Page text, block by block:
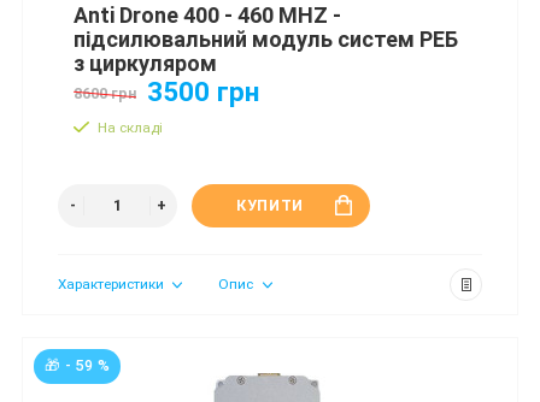
Anti Drone 400 - 460 MHZ -
підсилювальний модуль систем РЕБ
з циркуляром
8600 грн 3500 грн
На складі
КУПИТИ
Характеристики Опис
🎁 - 59 %